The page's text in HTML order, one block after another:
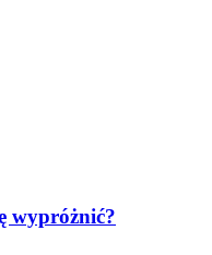
wypróżnić?